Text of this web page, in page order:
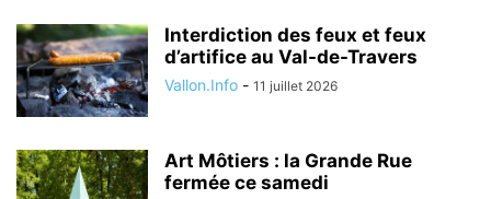
Interdiction des feux et feux
d’artifice au Val-de-Travers
Vallon.Info - 11 juillet 2026
Art Môtiers : la Grande Rue
fermée ce samedi